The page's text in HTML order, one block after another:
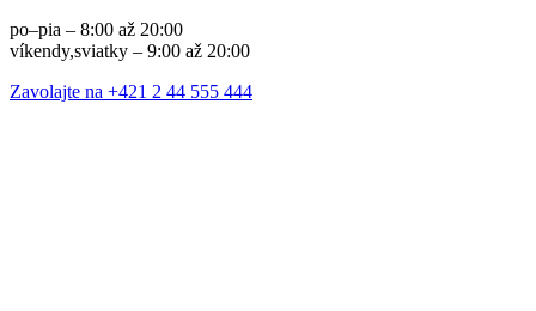
po–pia – 8:00 až 20:00
víkendy,sviatky – 9:00 až 20:00
Zavolajte na +421 2 44 555 444